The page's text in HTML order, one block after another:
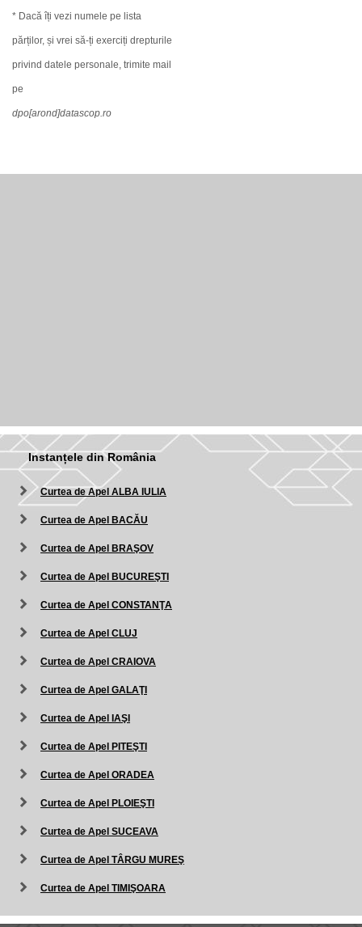
* Dacă îți vezi numele pe lista
părților, și vrei să-ți exerciți drepturile
privind datele personale, trimite mail
pe
dpo[arond]datascop.ro
Instanțele din România
Curtea de Apel ALBA IULIA
Curtea de Apel BACĂU
Curtea de Apel BRAŞOV
Curtea de Apel BUCUREŞTI
Curtea de Apel CONSTANŢA
Curtea de Apel CLUJ
Curtea de Apel CRAIOVA
Curtea de Apel GALAŢI
Curtea de Apel IAŞI
Curtea de Apel PITEŞTI
Curtea de Apel ORADEA
Curtea de Apel PLOIEŞTI
Curtea de Apel SUCEAVA
Curtea de Apel TÂRGU MUREŞ
Curtea de Apel TIMIŞOARA